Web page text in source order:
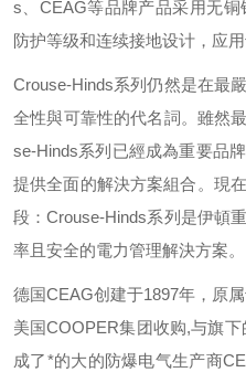
s
CEAG等品牌产品采用无
防护等级和连续接地设计，应
Crouse-Hinds系列仍然是在最
全性與可靠性的代名詞。雖然
se-Hinds系列已經成為重要品
提供全面的解決方案組合。現
段：Crouse-Hinds系列是伊頓
率且安全的電力管理解決方案。
德国CEAG创建于1897年，原
美国COOPER集团收购,与旗下
成了*的大的防爆电气生产商